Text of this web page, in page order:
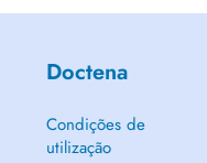
Doctena
Condições de
utilização